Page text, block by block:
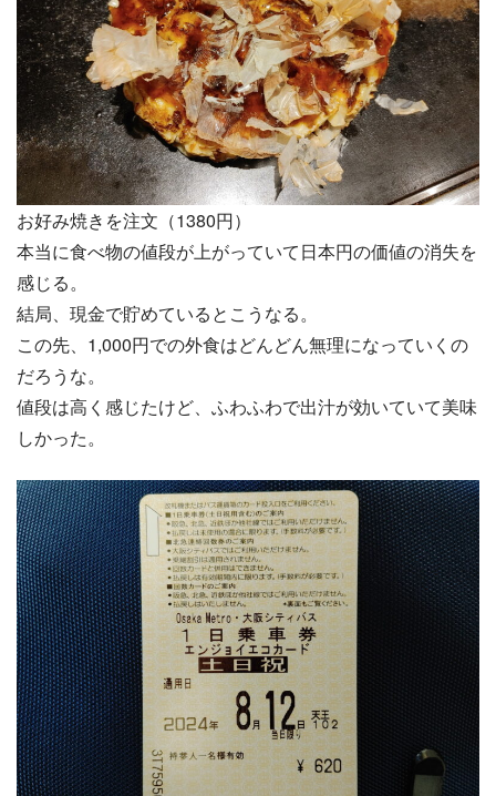
お好み焼きを注文（1380円）
本当に食べ物の値段が上がっていて日本円の価値の消失を
感じる。
結局、現金で貯めているとこうなる。
この先、1,000円での外食はどんどん無理になっていくの
だろうな。
値段は高く感じたけど、ふわふわで出汁が効いていて美味
しかった。